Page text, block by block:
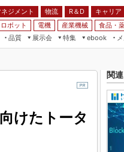
ジメント 物流 R＆D
キャリア
ロボット 電機 産業機械
食品・
品質
展示会
特集
ebook
けたトータ
関